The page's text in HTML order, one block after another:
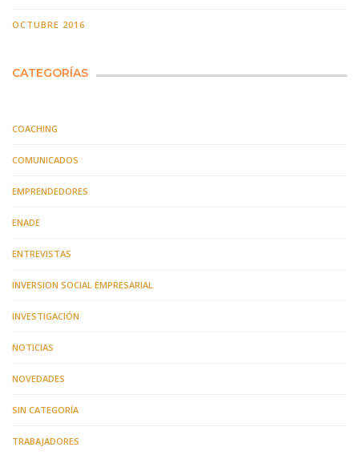
OCTUBRE 2016
CATEGORÍAS
COACHING
COMUNICADOS
EMPRENDEDORES
ENADE
ENTREVISTAS
INVERSION SOCIAL EMPRESARIAL
INVESTIGACIÓN
NOTICIAS
NOVEDADES
SIN CATEGORÍA
TRABAJADORES